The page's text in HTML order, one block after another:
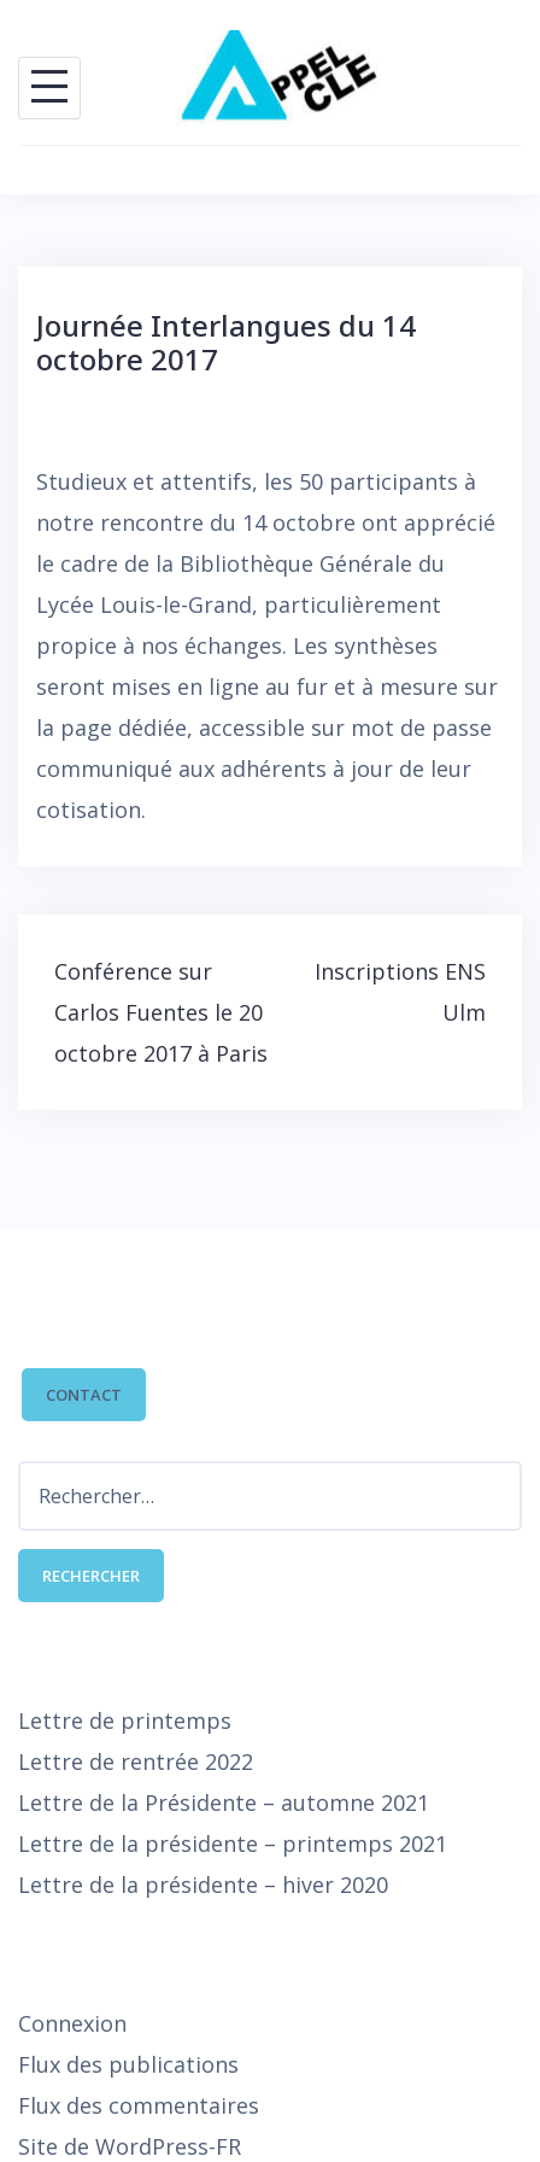
to
content
Journée Interlangues du 14
octobre 2017
Studieux et attentifs, les 50 participants à
notre rencontre du 14 octobre ont apprécié
le cadre de la Bibliothèque Générale du
Lycée Louis-le-Grand, particulièrement
propice à nos échanges. Les synthèses
seront mises en ligne au fur et à mesure sur
la page dédiée, accessible sur mot de passe
communiqué aux adhérents à jour de leur
cotisation.
Navigation
l’article
Conférence sur
Carlos Fuentes le 20
octobre 2017 à Paris
Inscriptions ENS
Ulm
CONTACT
Lettre de printemps
Lettre de rentrée 2022
Lettre de la Présidente – automne 2021
Lettre de la présidente – printemps 2021
Lettre de la présidente – hiver 2020
Connexion
Flux des publications
Flux des commentaires
Site de WordPress-FR